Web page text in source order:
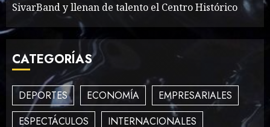
3
How To Write Award
SivarBand y llenan de talento el Centro Histórico
CATEGORÍAS
DEPORTES ECONOMÍA
EMPRESARIALES
ESPECTÁCULOS
INTERNACIONALES